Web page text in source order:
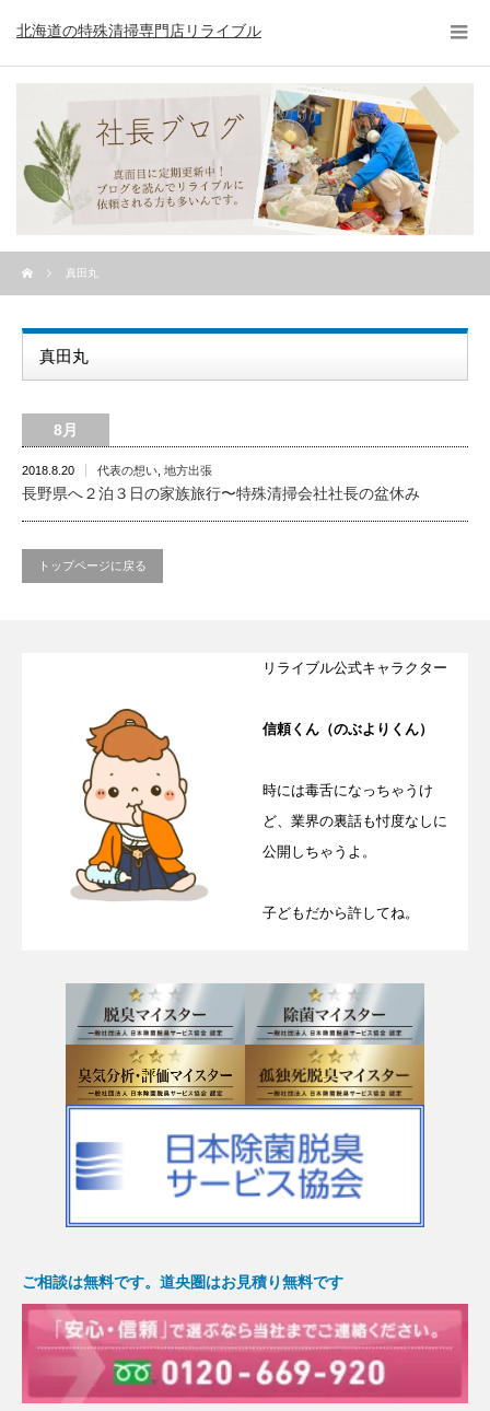
北海道の特殊清掃専門店リライブル
真田丸
真田丸
8月
2018.8.20 代表の想い 地方出張
長野県へ２泊３日の家族旅行〜特殊清掃会社社長の盆休み
トップページに戻る
リライブル公式キャラクター
信頼くん（のぶよりくん）
時には毒舌になっちゃうけ
ど、業界の裏話も忖度なしに
公開しちゃうよ。
子どもだから許してね。
ご相談は無料です。道央圏はお見積り無料です